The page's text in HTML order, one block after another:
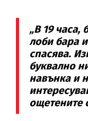
„В 19 часа,
лоби бара
спасява.
буквално
навънка и
ощетените